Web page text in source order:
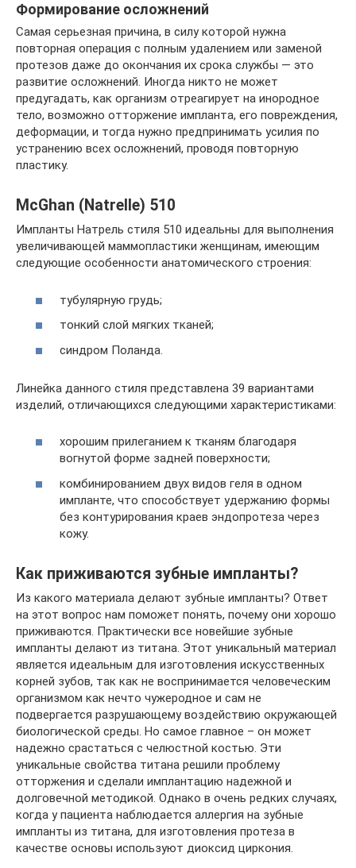
Формирование осложнений
Самая серьезная причина, в силу которой нужна
повторная операция с полным удалением или заменой
протезов даже до окончания их срока службы — это
развитие осложнений. Иногда никто не может
предугадать, как организм отреагирует на инородное
тело, возможно отторжение импланта, его повреждения,
деформации, и тогда нужно предпринимать усилия по
устранению всех осложнений, проводя повторную
пластику.
McGhan (Natrelle) 510
Импланты Натрель стиля 510 идеальны для выполнения
увеличивающей маммопластики женщинам, имеющим
следующие особенности анатомического строения:
тубулярную грудь;
тонкий слой мягких тканей;
синдром Поланда.
Линейка данного стиля представлена 39 вариантами
изделий, отличающихся следующими характеристиками:
хорошим прилеганием к тканям благодаря
вогнутой форме задней поверхности;
комбинированием двух видов геля в одном
импланте, что способствует удержанию формы
без контурирования краев эндопротеза через
кожу.
Как приживаются зубные импланты?
Из какого материала делают зубные импланты? Ответ
на этот вопрос нам поможет понять, почему они хорошо
приживаются. Практически все новейшие зубные
импланты делают из титана. Этот уникальный материал
является идеальным для изготовления искусственных
корней зубов, так как не воспринимается человеческим
организмом как нечто чужеродное и сам не
подвергается разрушающему воздействию окружающей
биологической среды. Но самое главное – он может
надежно срастаться с челюстной костью. Эти
уникальные свойства титана решили проблему
отторжения и сделали имплантацию надежной и
долговечной методикой. Однако в очень редких случаях,
когда у пациента наблюдается аллергия на зубные
импланты из титана, для изготовления протеза в
качестве основы используют диоксид циркония.